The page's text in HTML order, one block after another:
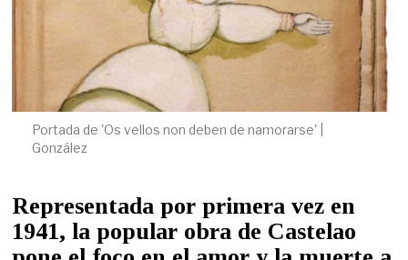
Portada de 'Os vellos non deben de namorarse' |
González
Representada por primera vez en
1941, la popular obra de Castelao